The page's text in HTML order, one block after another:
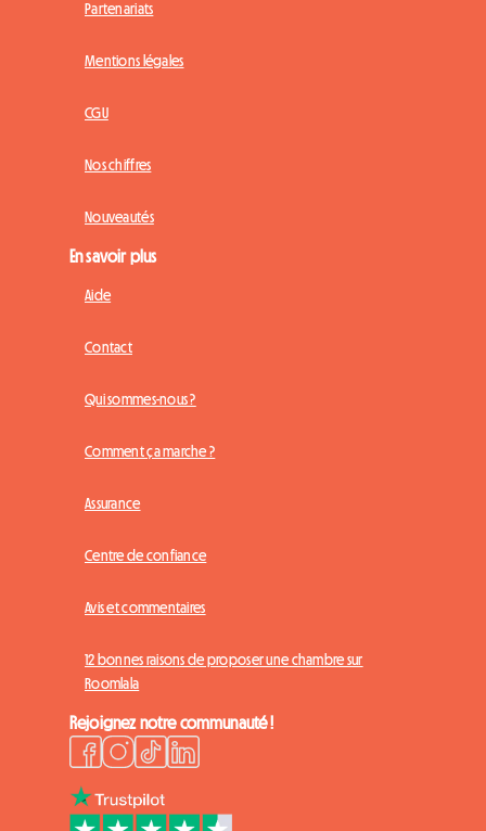
Partenariats
Mentions légales
CGU
Nos chiffres
Nouveautés
En savoir plus
Aide
Contact
Qui sommes-nous ?
Comment ça marche ?
Assurance
Centre de confiance
Avis et commentaires
12 bonnes raisons de proposer une chambre sur
Roomlala
Rejoignez notre communauté !